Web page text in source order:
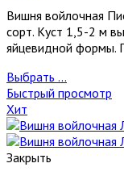
Вишня войлочная
сорт. Куст 1,5-2 м
яйцевидной формы.
Выбрать ...
Быстрый просмотр
Хит
Закрыть